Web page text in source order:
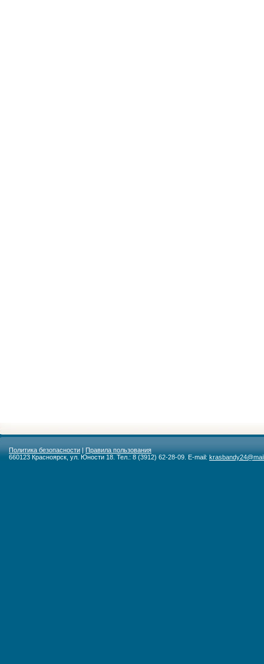
Политика безопасности|Правила пользования
660123 Красноярск, ул. Юности 18. Тел.: 8 (3912) 62-28-09. E-mail: